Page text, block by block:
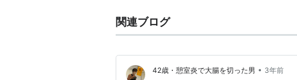
関連ブログ
42歳・憩室炎で大腸を切った男 • 3年前